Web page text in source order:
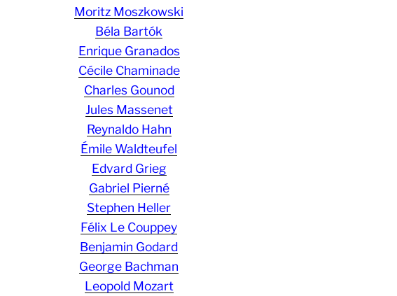
Moritz Moszkowski
Béla Bartók
Enrique Granados
Cécile Chaminade
Charles Gounod
Jules Massenet
Reynaldo Hahn
Émile Waldteufel
Edvard Grieg
Gabriel Pierné
Stephen Heller
Félix Le Couppey
Benjamin Godard
George Bachman
Leopold Mozart